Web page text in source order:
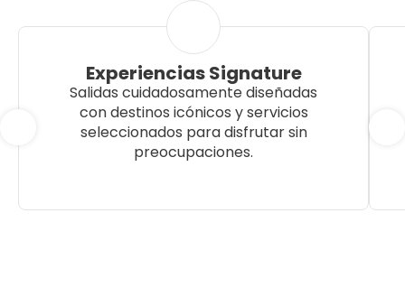
Experiencias Signature
Salidas cuidadosamente diseñadas
con destinos icónicos y servicios
seleccionados para disfrutar sin
preocupaciones.